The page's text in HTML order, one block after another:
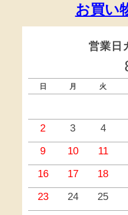
お買い
営業日
日 月 火
2
3 4
9
10 11
16
17 18
23
24 25